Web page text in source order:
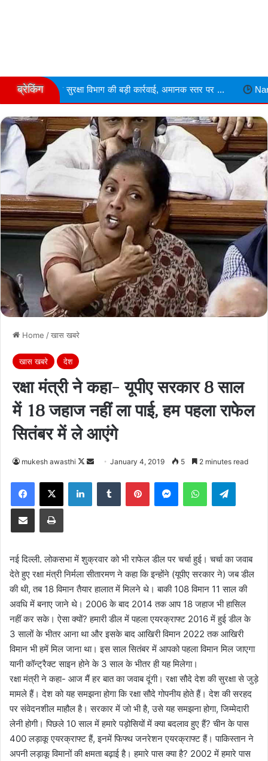
ब्रेकिंग
विभाग की बड़ी कार्रवाई, अमानक स्तर पर ... Narmdapuram चरित्र
Home /खास खबरे
खास खबरे देश
रक्षा मंत्री ने कहा- यूपीए सरकार 8 साल
में 18 जहाज नहीं ला पाई, हम पहला राफेल
सितंबर में ले आएंगे
mukesh awasthi
Follow
Send
email
January 4, 2019 5 2 minutes read
Facebook
X LinkedInTumblr PinterestMessengerWhatsApp
Share via Email Print
नई दिल्ली. लोकसभा में शुक्रवार को भी राफेल डील पर चर्चा हुई। चर्चा का जवाब
देते हुए रक्षा मंत्री निर्मला सीतारमण ने कहा कि इन्होंने (यूपीए सरकार ने) जब डील
की थी, तब 18 विमान तैयार हालात में मिलने थे। बाकी 108 विमान 11 साल की
अवधि में बनाए जाने थे। 2006 के बाद 2014 तक आप 18 जहाज भी हासिल
नहीं कर सके। ऐसा क्यों? हमारी डील में पहला एयरक्राफ्ट 2016 में हुई डील के
3 सालों के भीतर आना था और इसके बाद आखिरी विमान 2022 तक आखिरी
विमान भी हमें मिल जाना था। इस साल सितंबर में आपको पहला विमान मिल जाएगा
यानी कॉन्ट्रैक्ट साइन होने के 3 साल के भीतर ही यह मिलेगा।
रक्षा मंत्री ने कहा- आज मैं हर बात का जवाब दूंगी। रक्षा सौदे देश की सुरक्षा से जुड़े
मामले हैं। देश को यह समझना होगा कि रक्षा सौदे गोपनीय होते हैं। देश की सरहद
पर संवेदनशील माहौल है। सरकार में जो भी है, उसे यह समझना होगा, जिम्मेदारी
लेनी होगी। पिछले 10 साल में हमारे पड़ोसियों में क्या बदलाव हुए हैं? चीन के पास
400 लड़ाकू एयरक्राफ्ट हैं, इनमें फिफ्थ जनरेशन एयरक्राफ्ट हैं। पाकिस्तान ने
अपनी लड़ाकू विमानों की क्षमता बढ़ाई है। हमारे पास क्या है? 2002 में हमारे पास